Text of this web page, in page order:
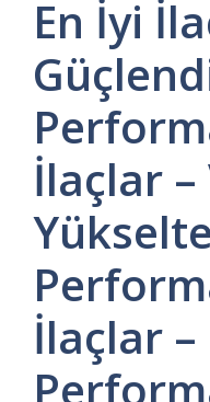
En İyi
İlaçlar
İlaçlar –